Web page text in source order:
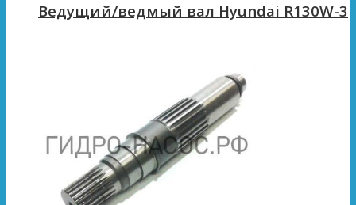
Ведущий/ведмый вал Hyundai R130W-3